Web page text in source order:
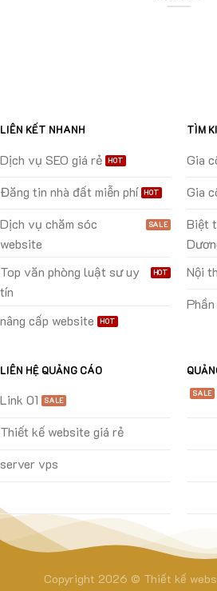
LIÊN KẾT NHANH
Dịch vụ SEO giá rẻ
Đăng tin nhà đất miễn phí
Dịch vụ chăm sóc
website
Top văn phòng luật sư uy
tín
nâng cấp website
TÌM
Gia
Gia
Biệt
Nội
LIÊN HỆ QUẢNG CÁO
Link 01
Thiết kế website giá rẻ
server vps
Copyright 2026 © Thiết kế